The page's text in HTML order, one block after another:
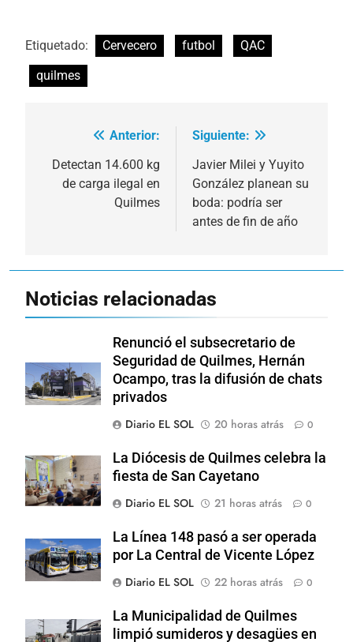
Etiquetado: Cervecero futbol
QAC
quilmes
Navegación
de
entradas
Anterior:
Detectan 14.600 kg
de carga ilegal en
Quilmes
Siguiente:
Javier Milei y Yuyito
González planean su
boda: podría ser
antes de fin de año
Noticias relacionadas
Renunció el subsecretario de
Seguridad de Quilmes, Hernán
Ocampo, tras la difusión de chats
privados
Diario EL SOL
20 horas atrás 0
La Diócesis de Quilmes celebra la
fiesta de San Cayetano
Diario EL SOL
21 horas atrás 0
La Línea 148 pasó a ser operada
por La Central de Vicente López
Diario EL SOL
22 horas atrás 0
La Municipalidad de Quilmes
limpió sumideros y desagües en